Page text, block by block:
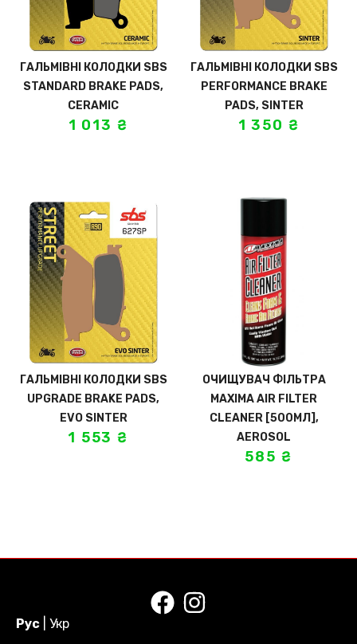
ГАЛЬМІВНІ КОЛОДКИ SBS
STANDARD BRAKE PADS,
CERAMIC
1 013 ₴
ГАЛЬМІВНІ КОЛОДКИ SBS
PERFORMANCE BRAKE
PADS, SINTER
1 350 ₴
ГАЛЬМІВНІ КОЛОДКИ SBS
UPGRADE BRAKE PADS,
EVO SINTER
1 553 ₴
ОЧИЩУВАЧ ФІЛЬТРА
MAXIMA AIR FILTER
CLEANER [500МЛ],
AEROSOL
585 ₴
Рус Укр